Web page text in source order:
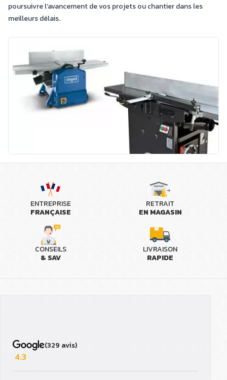
poursuivre l’avancement de vos projets ou chantier dans les
meilleurs délais.
ENTREPRISE
FRANÇAISE
RETRAIT
EN MAGASIN
CONSEILS
& SAV
LIVRAISON
RAPIDE
(329 avis)
4.3